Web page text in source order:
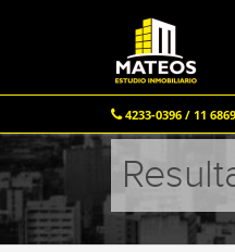
4233-0396 / 11